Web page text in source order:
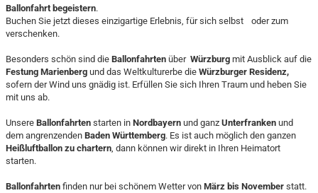
Ballonfahrt begeistern.
Buchen Sie jetzt dieses einzigartige Erlebnis, für sich selbst oder zum
verschenken.
Besonders schön sind die Ballonfahrten über Würzburg mit Ausblick auf die
Festung Marienberg und das Weltkulturerbe die Würzburger Residenz,
sofern der Wind uns gnädig ist. Erfüllen Sie sich Ihren Traum und heben Sie
mit uns ab.
Unsere Ballonfahrten starten in Nordbayern und ganz Unterfranken und
dem angrenzenden Baden Württemberg. Es ist auch möglich den ganzen
Heißluftballon zu chartern, dann können wir direkt in Ihren Heimatort
starten.
Ballonfahrten finden nur bei schönem Wetter von März bis November statt.